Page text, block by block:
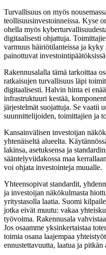
Turvallisuus on myös
teollisuusinvestoinneissa. Kyse
ohella myös
digitaalisesti ohjattuja.
varmuus häiriötilanteissa ja
painottuvat
Rakennusalalla tämä tarkoittaa
ratkaisujen turvallisuus läpi
digitaalisesti. Halvin hinta ei
infrastruktuuri kestää,
järjestelmät suojattuja. Se vaatii
suunnittelijoiden, toimittajien ja
Kansainvälisen investoijan
yhtenäiseltä alueelta.
lakinsa, asetuksensa ja
sääntelyviidakossa maa
voi ohjata investointeja muualle.
Yhteensopivat standardit,
ja investoijan näkökulmasta
yritystasolla laatia. Suomi
jotka eivät muutu: vakaa
työvoima. Rakennusala
Jos osaamme yksinkertaistaa
toimia osana laajempaa
ennustettavuutta, laatua ja